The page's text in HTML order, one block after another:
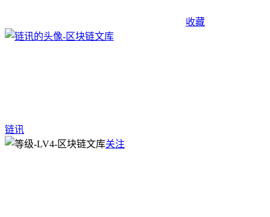
收藏
链讯
关注